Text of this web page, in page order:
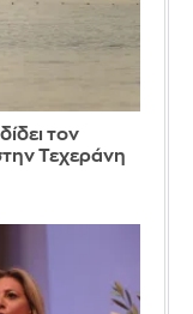
τον
Τεχεράνη